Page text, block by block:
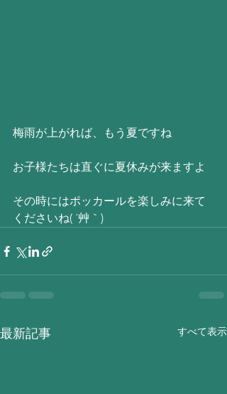
梅雨が上がれば、もう夏ですね
お子様たちは直ぐに夏休みが来ますよ
その時にはポッカールを楽しみに来て
くださいね( ´艸｀)
最新記事 すべて表示